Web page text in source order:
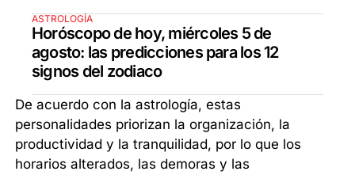
ASTROLOGÍA
Horóscopo de hoy, miércoles 5 de
agosto: las predicciones para los 12
signos del zodiaco
De acuerdo con la astrología, estas
personalidades priorizan la organización, la
productividad y la tranquilidad, por lo que los
horarios alterados, las demoras y las